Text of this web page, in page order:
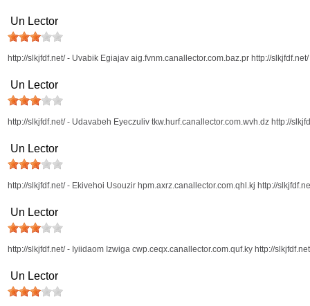
Un Lector
http://slkjfdf.net/ - Uvabik Egiajav aig.fvnm.canallector.com.baz.pr http://slkjfdf.net/
Un Lector
http://slkjfdf.net/ - Udavabeh Eyeczuliv tkw.hurf.canallector.com.wvh.dz http://
Un Lector
http://slkjfdf.net/ - Ekivehoi Usouzir hpm.axrz.canallector.com.qhl.kj http://
Un Lector
http://slkjfdf.net/ - Iyiidaom Izwiga cwp.ceqx.canallector.com.quf.ky http://
Un Lector